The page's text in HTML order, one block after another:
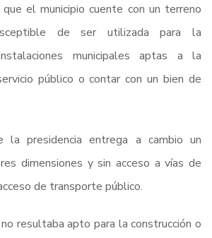
el municipio cuente con un terreno
de ser utilizada para la
municipales aptas a la
público o contar con un bien de
la presidencia entrega a cambio un
dimensiones y sin acceso a vías de
de transporte público.
resultaba apto para la construcción o